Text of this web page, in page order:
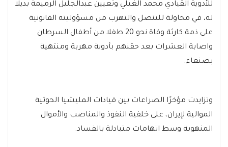
للأدوية القيادي محمد الغيلي وتعيين عبدالجليل الرميمة بديلا
له، في محاولة للتنصل والتهرب من مسؤوليته القانونية
على ذمة كارثة وفاة نحو 20 طفلا من أطفال السرطان
واصابة العشرات بعد حقنهم بأدوية مهربة ومنتهية
بصنعاء.
وتزايدت مؤخرًا الصراعات بين قيادات المليشيا الحوثية
الموالية لإيران، على خلفية النفوذ والمناصب والأموال
المنهوبة وسط اتهامات متبادلة بالفساد.